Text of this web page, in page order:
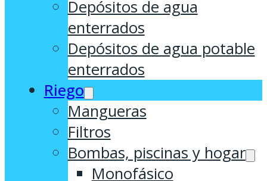
Depósitos de agua
enterrados
Depósitos de agua potable
enterrados
Riego
Mangueras
Filtros
Bombas, piscinas y hogar
Monofásico